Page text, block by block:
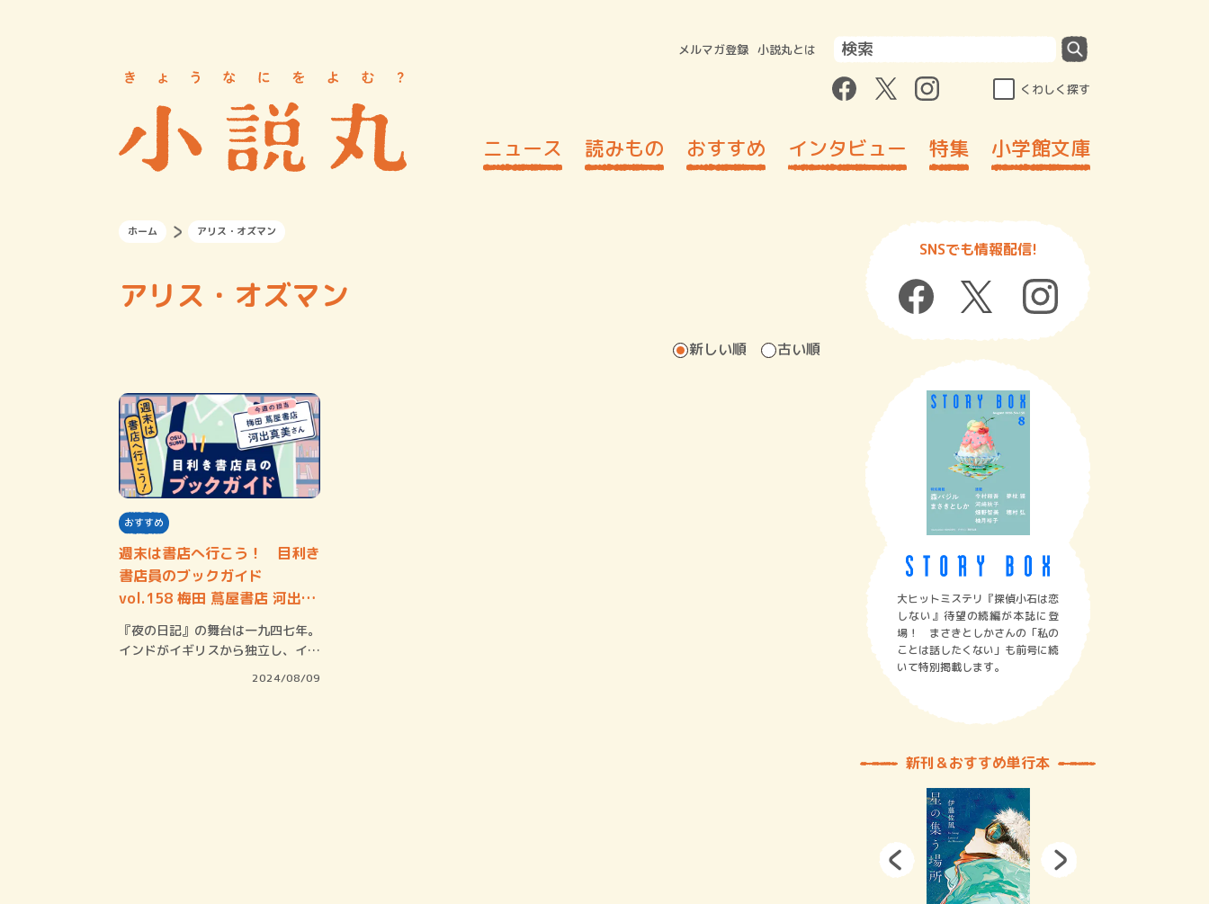
メルマガ登録 小説丸とは
くわしく探す
ニュース 読みもの おすすめ インタビュー 特集 小学館文庫
ホーム アリス・オズマン
アリス・オズマン
新しい順 古い順
おすすめ
週末は書店へ行こう！ 目利き
書店員のブックガイド
vol.158 梅田 蔦屋書店 河出真
美さん
『夜の日記』の舞台は一九四七年。
インドがイギリスから独立し、イン
2024/08/09
SNSでも情報配信!
大ヒットミステリ『探偵小石は恋
しない』待望の続編が本誌に登
場！ まさきとしかさんの「私の
ことは話したくない」も前号に続
いて特別掲載します。
新刊＆おすすめ単行本